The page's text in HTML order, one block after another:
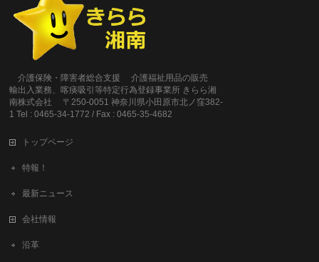
介護保険・障害者総合支援 介護福祉用品の販売
輸出入業務、喀痰吸引等特定行為登録事業所 きらら湘
南株式会社 〒250-0051 神奈川県小田原市北ノ窪382-
1 Tel : 0465-34-1772 / Fax : 0465-35-4682
トップページ
特報！
最新ニュース
会社情報
沿革